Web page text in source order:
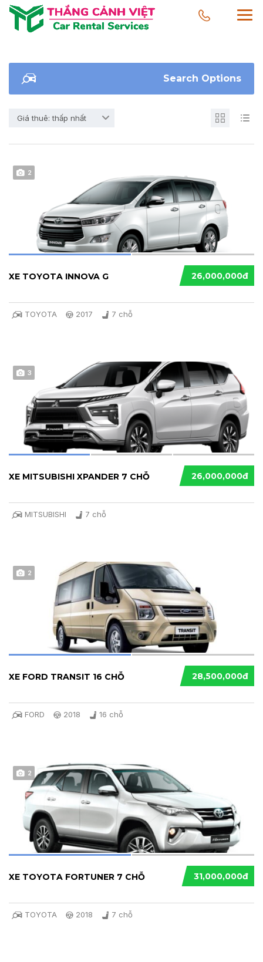
Search Options
Giá thuê: thấp nhất
2
26,000,000đ
XE TOYOTA INNOVA G
TOYOTA 2017 7 chỗ
3
26,000,000đ
XE MITSUBISHI XPANDER 7 CHỖ
MITSUBISHI 7 chỗ
2
28,500,000đ
XE FORD TRANSIT 16 CHỖ
FORD 2018 16 chỗ
2
31,000,000đ
XE TOYOTA FORTUNER 7 CHỖ
TOYOTA 2018 7 chỗ